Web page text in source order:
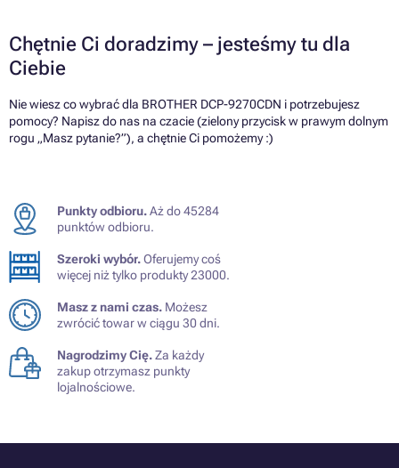
Chętnie Ci doradzimy – jesteśmy tu dla
Ciebie
Nie wiesz co wybrać dla BROTHER DCP-9270CDN i potrzebujesz
pomocy? Napisz do nas na czacie (zielony przycisk w prawym dolnym
rogu „Masz pytanie?”), a chętnie Ci pomożemy :)
Punkty odbioru.Aż do 45284
punktów odbioru.
Szeroki wybór.Oferujemy coś
więcej niż tylko produkty 23000.
Masz z nami czas. Możesz
zwrócić towar w ciągu 30 dni.
Nagrodzimy Cię.Za każdy
zakup otrzymasz punkty
lojalnościowe.